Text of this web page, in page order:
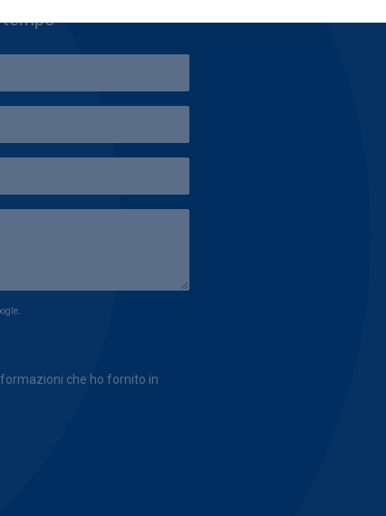
che ho fornito in